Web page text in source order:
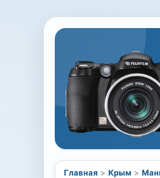
Главная > Крым >